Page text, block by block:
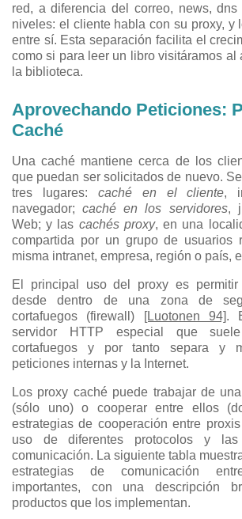
red, a diferencia del correo, news,
niveles: el cliente habla con su proxy, y
entre sí. Esta separación facilita el
como si para leer un libro visitáramos al
la biblioteca.
Aprovechando Peticiones:
Caché
Una caché mantiene cerca de los
que puedan ser solicitados de nuevo.
tres lugares: caché en el cliente,
navegador;caché en los servidores,
Web; y las cachés proxy, en una
compartida por un grupo de usuarios
misma intranet, empresa, región o país,
El principal uso del proxy es
desde dentro de una zona de
cortafuegos (firewall)
[Luotonen 94].
servidor HTTP especial que
cortafuegos y por tanto separa y
peticiones internas y la Internet.
Los proxy caché puede trabajar de
(sólo uno) o cooperar entre ellos
estrategias de cooperación entre
uso de diferentes protocolos y las
comunicación. La siguiente tabla
estrategias de comunicación
importantes, con una descripción
productos que los implementan.